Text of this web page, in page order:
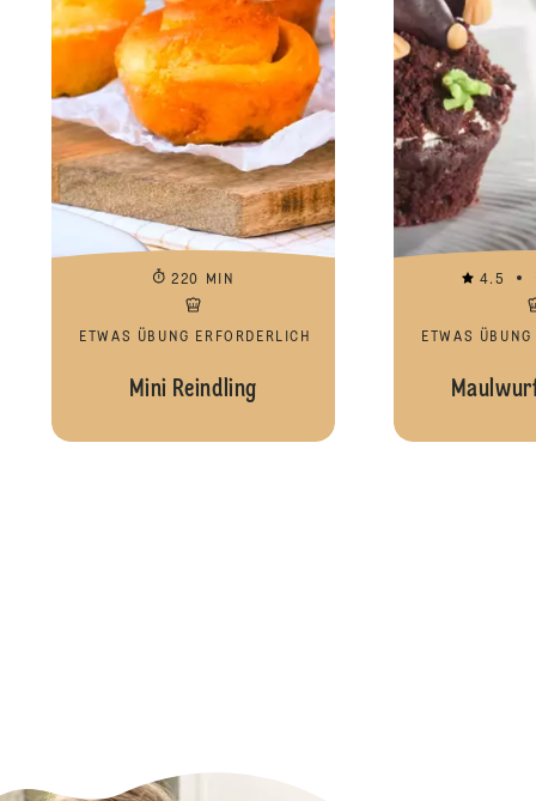
220 MIN
ETWAS ÜBUNG ERFORDERLICH
Mini Reindling
4.5
ETWAS